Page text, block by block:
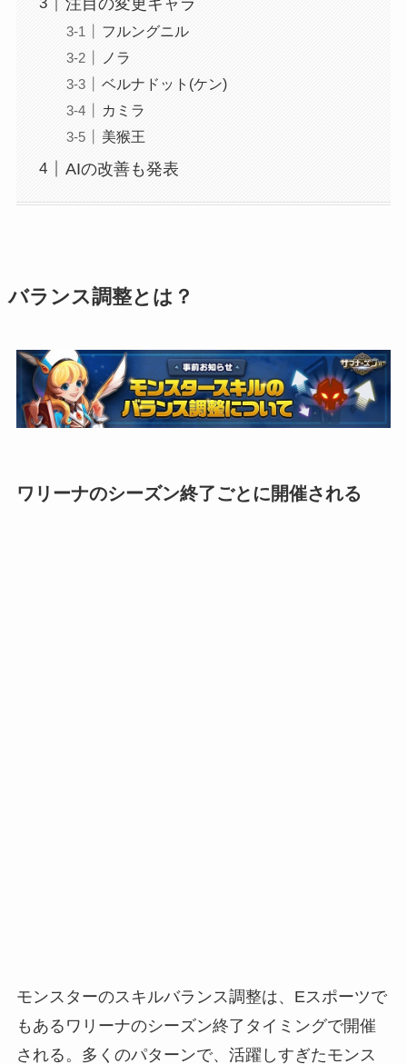
フルングニル
ノラ
ベルナドット(ケン)
カミラ
美猴王
AIの改善も発表
バランス調整とは？
ワリーナのシーズン終了ごとに開催される
モンスターのスキルバランス調整は、Eスポーツで
もあるワリーナのシーズン終了タイミングで開催
される。多くのパターンで、活躍しすぎたモンス